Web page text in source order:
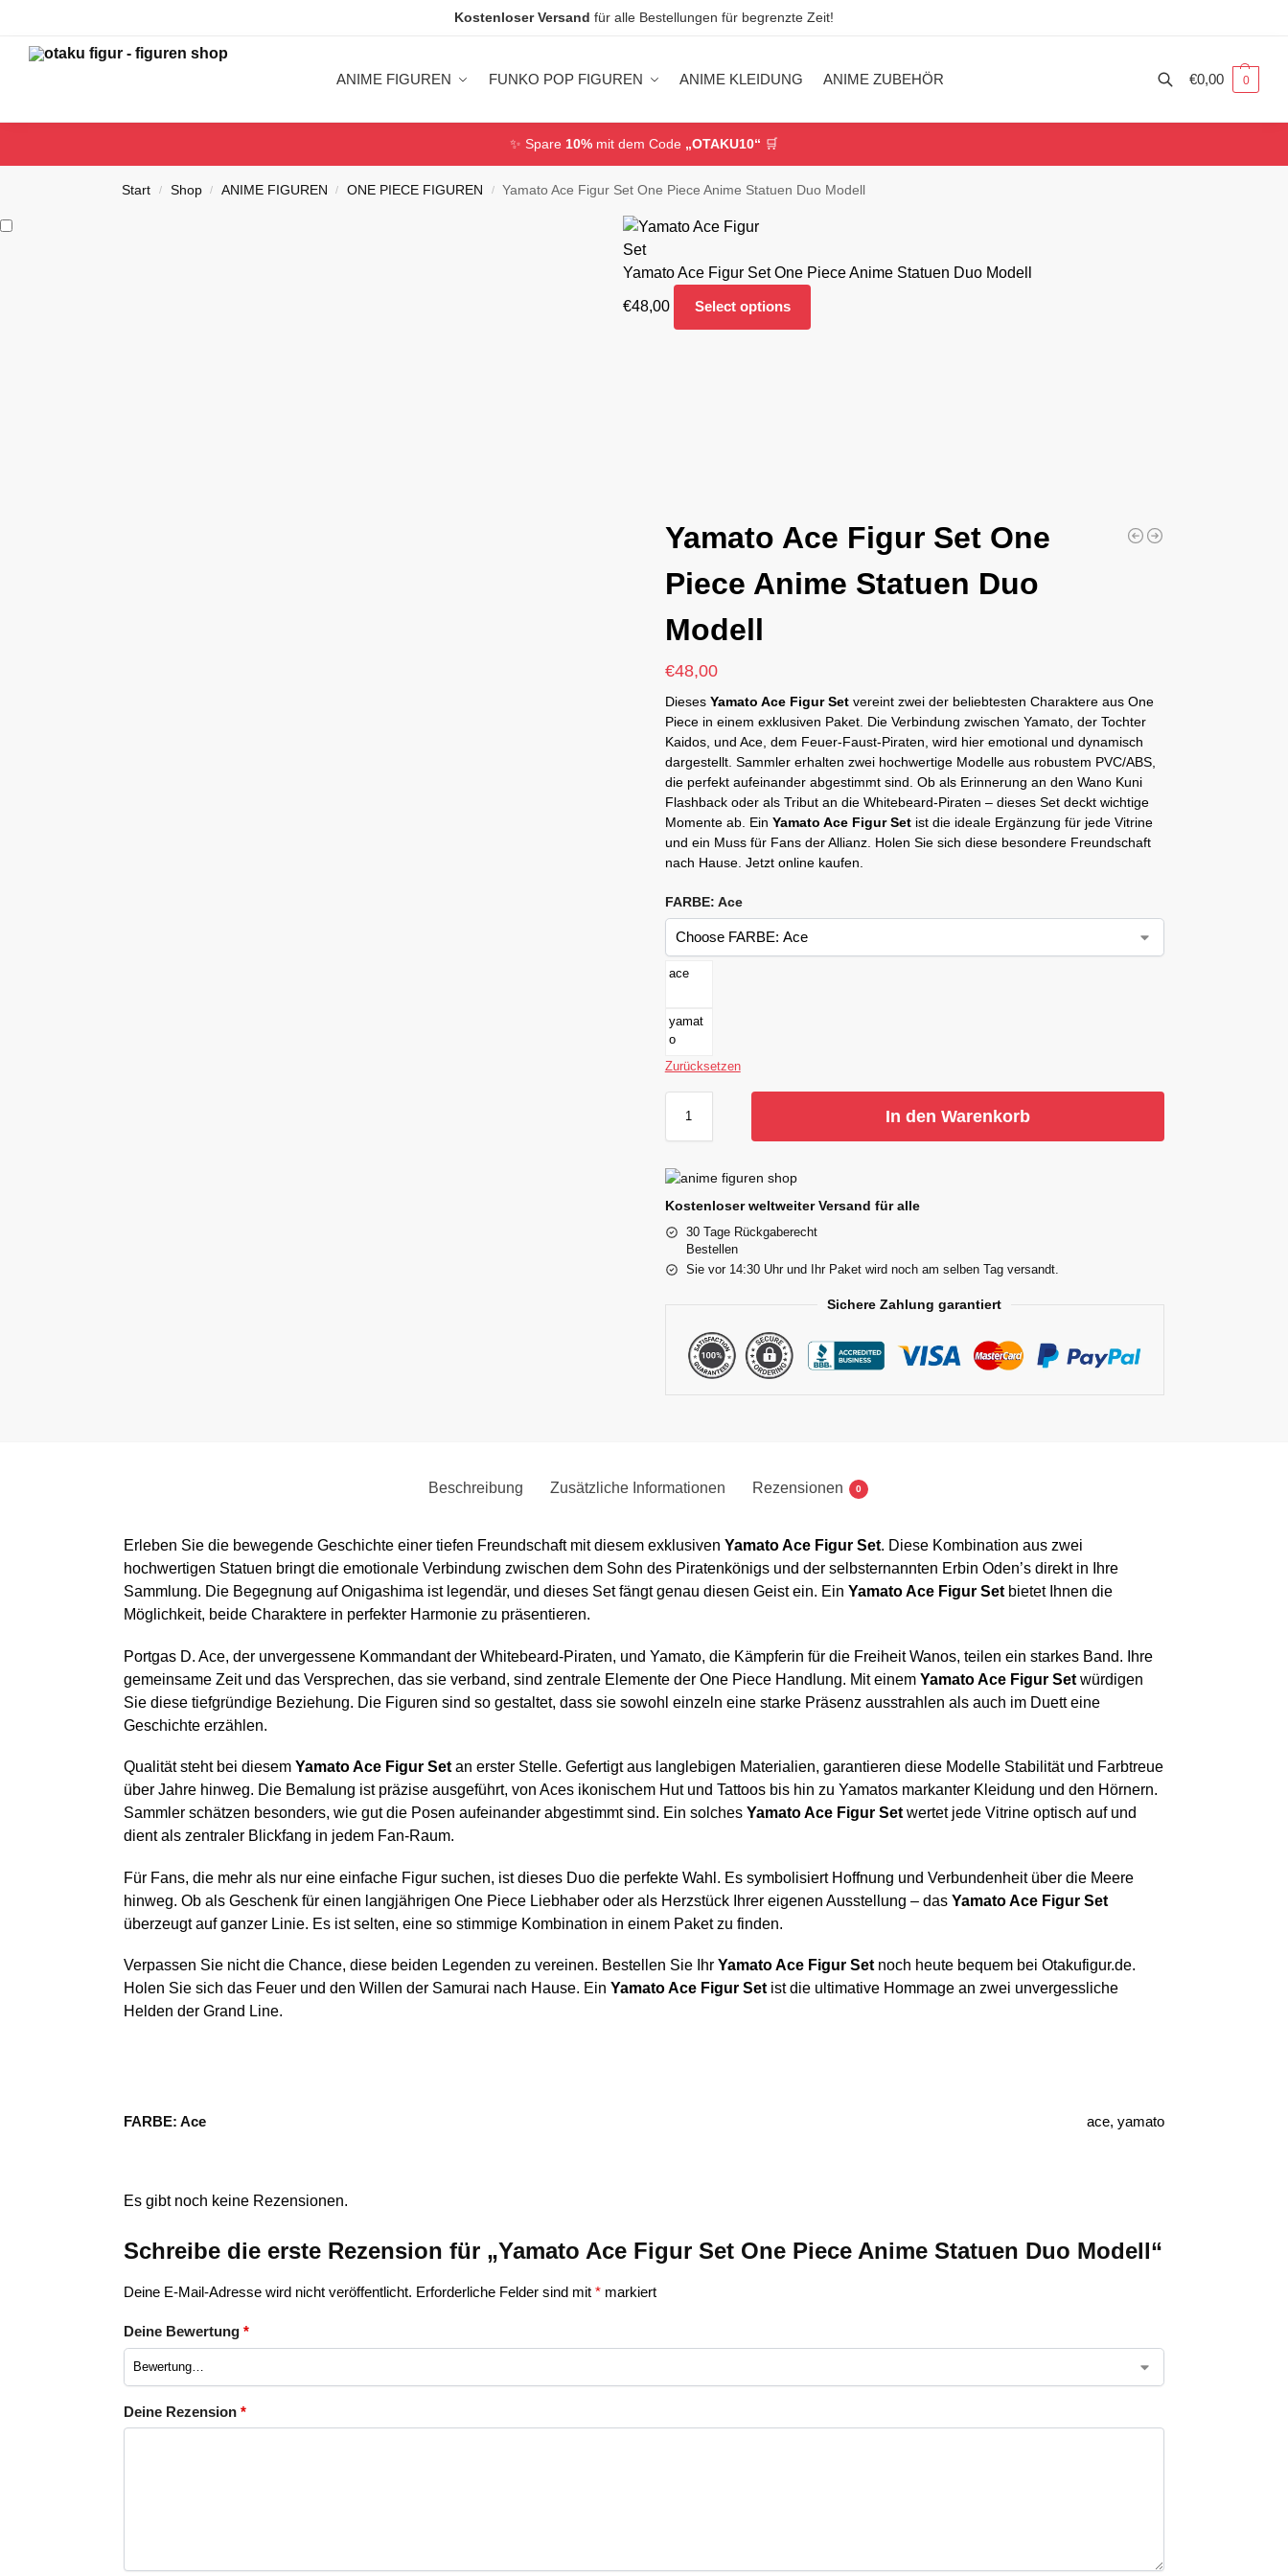
Kostenloser Versand für alle Bestellungen für begrenzte Zeit!
ANIME FIGUREN FUNKO POP FIGUREN ANIME KLEIDUNG ANIME ZUBEHÖR €0,00 0
✨ Spare 10% mit dem Code „OTAKU10“ 🛒
Start / Shop / ANIME FIGUREN / ONE PIECE FIGUREN / Yamato Ace Figur Set One Piece Anime Statuen Duo Modell
Yamato Ace Figur Set One Piece Anime Statuen Duo Modell
€48,00 Select options
Yamato Ace Figur Set One
Piece Anime Statuen Duo
Modell
€48,00
Dieses Yamato Ace Figur Setvereint zwei der beliebtesten Charaktere aus One
Piece in einem exklusiven Paket. Die Verbindung zwischen Yamato, der Tochter
Kaidos, und Ace, dem Feuer-Faust-Piraten, wird hier emotional und dynamisch
dargestellt. Sammler erhalten zwei hochwertige Modelle aus robustem PVC/ABS,
die perfekt aufeinander abgestimmt sind. Ob als Erinnerung an den Wano Kuni
Flashback oder als Tribut an die Whitebeard-Piraten – dieses Set deckt wichtige
Momente ab. Ein Yamato Ace Figur Setist die ideale Ergänzung für jede Vitrine
und ein Muss für Fans der Allianz. Holen Sie sich diese besondere Freundschaft
nach Hause. Jetzt online kaufen.
FARBE: Ace
ace
yamat
o
Zurücksetzen
In den Warenkorb
Kostenloser weltweiter Versand für alle
30 Tage Rückgaberecht
Bestellen
Sie vor 14:30 Uhr und Ihr Paket wird noch am selben Tag versandt.
Sichere Zahlung garantiert
Beschreibung Zusätzliche Informationen Rezensionen 0
Erleben Sie die bewegende Geschichte einer tiefen Freundschaft mit diesem exklusiven Yamato Ace Figur Set. Diese Kombination aus zwei
hochwertigen Statuen bringt die emotionale Verbindung zwischen dem Sohn des Piratenkönigs und der selbsternannten Erbin Oden’s direkt in Ihre
Sammlung. Die Begegnung auf Onigashima ist legendär, und dieses Set fängt genau diesen Geist ein. Ein Yamato Ace Figur Setbietet Ihnen die
Möglichkeit, beide Charaktere in perfekter Harmonie zu präsentieren.
Portgas D. Ace, der unvergessene Kommandant der Whitebeard-Piraten, und Yamato, die Kämpferin für die Freiheit Wanos, teilen ein starkes Band. Ihre
gemeinsame Zeit und das Versprechen, das sie verband, sind zentrale Elemente der One Piece Handlung. Mit einem Yamato Ace Figur Setwürdigen
Sie diese tiefgründige Beziehung. Die Figuren sind so gestaltet, dass sie sowohl einzeln eine starke Präsenz ausstrahlen als auch im Duett eine
Geschichte erzählen.
Qualität steht bei diesem Yamato Ace Figur Setan erster Stelle. Gefertigt aus langlebigen Materialien, garantieren diese Modelle Stabilität und Farbtreue
über Jahre hinweg. Die Bemalung ist präzise ausgeführt, von Aces ikonischem Hut und Tattoos bis hin zu Yamatos markanter Kleidung und den Hörnern.
Sammler schätzen besonders, wie gut die Posen aufeinander abgestimmt sind. Ein solches Yamato Ace Figur Setwertet jede Vitrine optisch auf und
dient als zentraler Blickfang in jedem Fan-Raum.
Für Fans, die mehr als nur eine einfache Figur suchen, ist dieses Duo die perfekte Wahl. Es symbolisiert Hoffnung und Verbundenheit über die Meere
hinweg. Ob als Geschenk für einen langjährigen One Piece Liebhaber oder als Herzstück Ihrer eigenen Ausstellung – das Yamato Ace Figur Set
überzeugt auf ganzer Linie. Es ist selten, eine so stimmige Kombination in einem Paket zu finden.
Verpassen Sie nicht die Chance, diese beiden Legenden zu vereinen. Bestellen Sie Ihr Yamato Ace Figur Setnoch heute bequem bei Otakufigur.de.
Holen Sie sich das Feuer und den Willen der Samurai nach Hause. Ein Yamato Ace Figur Setist die ultimative Hommage an zwei unvergessliche
Helden der Grand Line.
FARBE: Ace ace, yamato
Es gibt noch keine Rezensionen.
Schreibe die erste Rezension für „Yamato Ace Figur Set One Piece Anime Statuen Duo Modell“
Deine E-Mail-Adresse wird nicht veröffentlicht. Erforderliche Felder sind mit *markiert
Deine Bewertung *
Deine Rezension *